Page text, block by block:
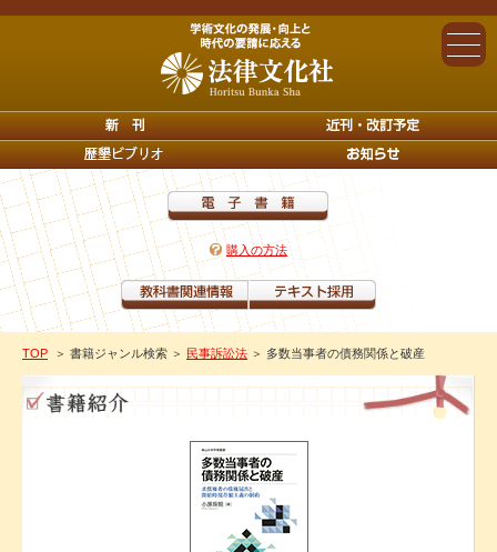
購入の方法
TOP ＞ 書籍ジャンル検索 ＞ 民事訴訟法 ＞ 多数当事者の債務関係と破産